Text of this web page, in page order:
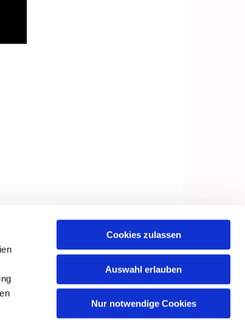
Cookies zulassen
Auswahl erlauben
Nur notwendige Cookies